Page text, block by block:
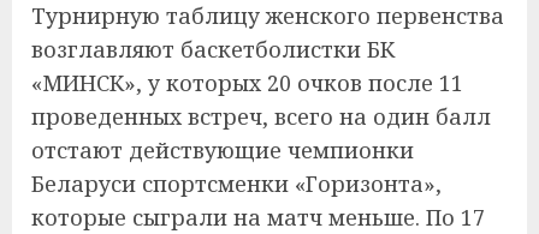
Турнирную таблицу женского первенства
возглавляют баскетболистки БК
«МИНСК», у которых 20 очков после 11
проведенных встреч, всего на один балл
отстают действующие чемпионки
Беларуси спортсменки «Горизонта»,
которые сыграли на матч меньше. По 17